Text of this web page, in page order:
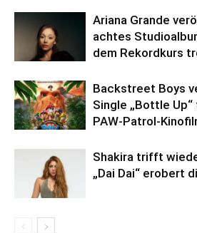
Ariana Grande
achtes
dem Rekordkurs
Backstreet Boys
Single „Bottle
PAW-Patrol-
Shakira trifft
„Dai Dai“ erobert